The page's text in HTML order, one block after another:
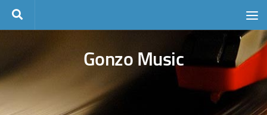
Skip to content
Gonzo Music